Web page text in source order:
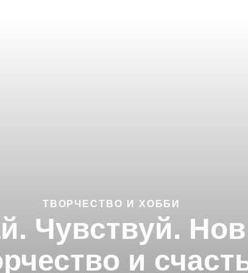
ТВОРЧЕСТВО И ХОББИ
Чувствуй.
и